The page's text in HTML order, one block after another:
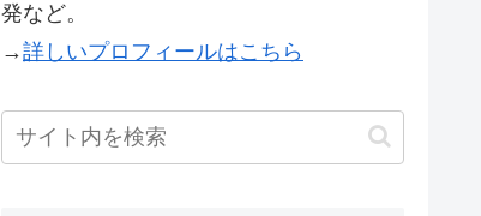
発など。
→詳しいプロフィールはこちら